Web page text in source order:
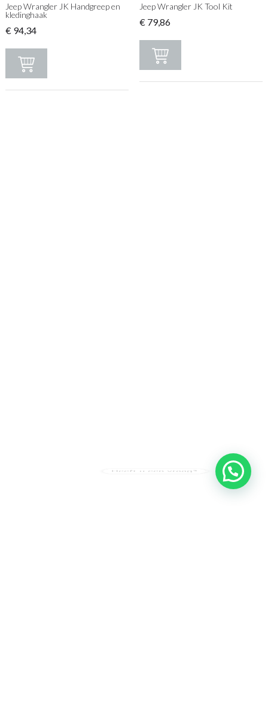
Jeep Wrangler JK Handgreep en
kledinghaak
€ 94,34
Jeep Wrangler JK Tool Kit
€ 79,86
Heeft u een vraag?